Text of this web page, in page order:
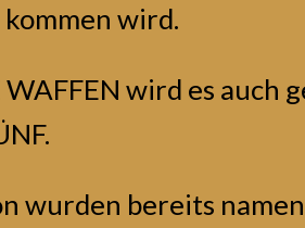
wird.
WAFFEN wird es auch
wurden bereits